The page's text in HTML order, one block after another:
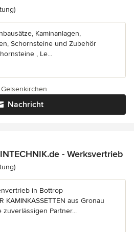
5 von 5 Sternen
Kaminanlagen,
Schornsteine und Zubehör
, Le...
Nachricht
- Werksvertrieb
5 von 5 Sternen
in Bottrop
KAMINKASSETTEN aus Gronau
Partner...